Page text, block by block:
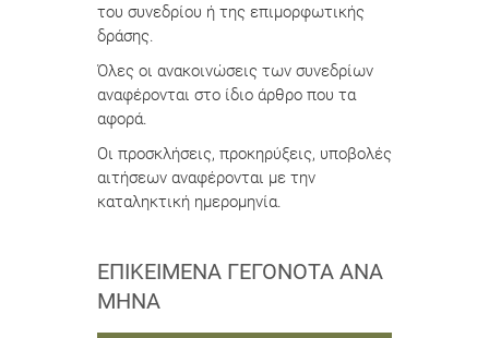
του συνεδρίου ή της επιμορφωτικής
δράσης.
Όλες οι ανακοινώσεις των συνεδρίων
αναφέρονται στο ίδιο άρθρο που τα
αφορά.
Οι προσκλήσεις, προκηρύξεις, υποβολές
αιτήσεων αναφέρονται με την
καταληκτική ημερομηνία.
ΕΠΙΚΕΊΜΕΝΑ ΓΕΓΟΝΌΤΑ ΑΝΆ
ΜΉΝΑ